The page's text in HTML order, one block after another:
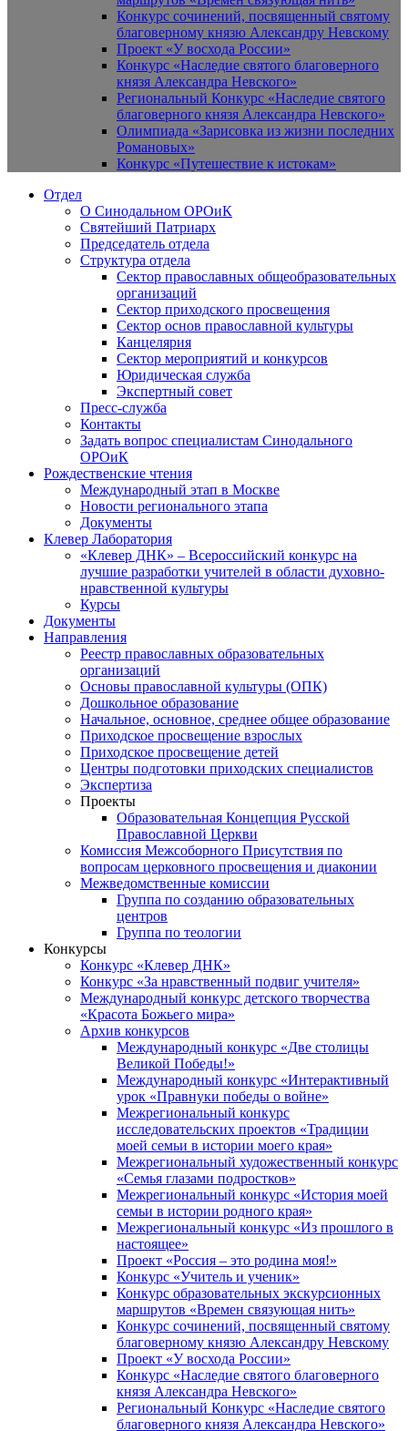
Конкурс сочинений, посвященный святому
благоверному князю Александру Невскому
Проект «У восхода России»
Конкурс «Наследие святого благоверного
князя Александра Невского»
Региональный Конкурс «Наследие святого
благоверного князя Александра Невского»
Олимпиада «Зарисовка из жизни последних
Романовых»
Конкурс «Путешествие к истокам»
Отдел
О Синодальном ОРОиК
Святейший Патриарх
Председатель отдела
Структура отдела
Сектор православных общеобразовательных
организаций
Сектор приходского просвещения
Сектор основ православной культуры
Канцелярия
Сектор мероприятий и конкурсов
Юридическая служба
Экспертный совет
Пресс-служба
Контакты
Задать вопрос специалистам Синодального
ОРОиК
Рождественские чтения
Международный этап в Москве
Новости регионального этапа
Документы
Клевер Лаборатория
«Клевер ДНК» – Всероссийский конкурс на
лучшие разработки учителей в области духовно-
нравственной культуры
Курсы
Документы
Направления
Реестр православных образовательных
организаций
Основы православной культуры (ОПК)
Дошкольное образование
Начальное, основное, среднее общее образование
Приходское просвещение взрослых
Приходское просвещение детей
Центры подготовки приходских специалистов
Экспертиза
Проекты
Образовательная Концепция Русской
Православной Церкви
Комиссия Межсоборного Присутствия по
вопросам церковного просвещения и диаконии
Межведомственные комиссии
Группа по созданию образовательных
центров
Группа по теологии
Конкурсы
Конкурс «Клевер ДНК»
Конкурс «За нравственный подвиг учителя»
Международный конкурс детского творчества
«Красота Божьего мира»
Архив конкурсов
Международный конкурс «Две столицы
Великой Победы!»
Международный конкурс «Интерактивный
урок «Правнуки победы о войне»
Межрегиональный конкурс
исследовательских проектов «Традиции
моей семьи в истории моего края»
Межрегиональный художественный конкурс
«Семья глазами подростков»
Межрегиональный конкурс «История моей
семьи в истории родного края»
Межрегиональный конкурс «Из прошлого в
настоящее»
Проект «Россия – это родина моя!»
Конкурс «Учитель и ученик»
Конкурс образовательных экскурсионных
маршрутов «Времен связующая нить»
Конкурс сочинений, посвященный святому
благоверному князю Александру Невскому
Проект «У восхода России»
Конкурс «Наследие святого благоверного
князя Александра Невского»
Региональный Конкурс «Наследие святого
благоверного князя Александра Невского»